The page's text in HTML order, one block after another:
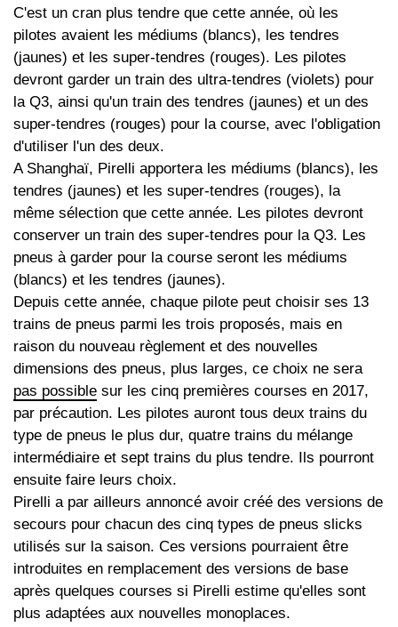
C'est un cran plus tendre que cette année, où les
pilotes avaient les médiums (blancs), les tendres
(jaunes) et les super-tendres (rouges). Les pilotes
devront garder un train des ultra-tendres (violets) pour
la Q3, ainsi qu'un train des tendres (jaunes) et un des
super-tendres (rouges) pour la course, avec l'obligation
d'utiliser l'un des deux.
A Shanghaï, Pirelli apportera les médiums (blancs), les
tendres (jaunes) et les super-tendres (rouges), la
même sélection que cette année. Les pilotes devront
conserver un train des super-tendres pour la Q3. Les
pneus à garder pour la course seront les médiums
(blancs) et les tendres (jaunes).
Depuis cette année, chaque pilote peut choisir ses 13
trains de pneus parmi les trois proposés, mais en
raison du nouveau règlement et des nouvelles
dimensions des pneus, plus larges, ce choix ne sera
pas possible sur les cinq premières courses en 2017,
par précaution. Les pilotes auront tous deux trains du
type de pneus le plus dur, quatre trains du mélange
intermédiaire et sept trains du plus tendre. Ils pourront
ensuite faire leurs choix.
Pirelli a par ailleurs annoncé avoir créé des versions de
secours pour chacun des cinq types de pneus slicks
utilisés sur la saison. Ces versions pourraient être
introduites en remplacement des versions de base
après quelques courses si Pirelli estime qu'elles sont
plus adaptées aux nouvelles monoplaces.